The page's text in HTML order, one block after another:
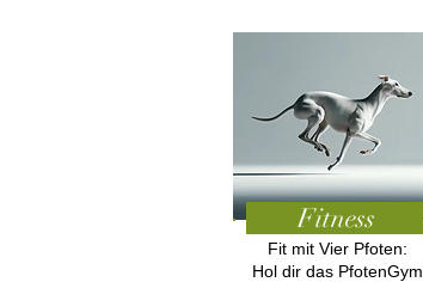
Fit mit Vier Pfoten:
Hol dir das PfotenGym
Fitness